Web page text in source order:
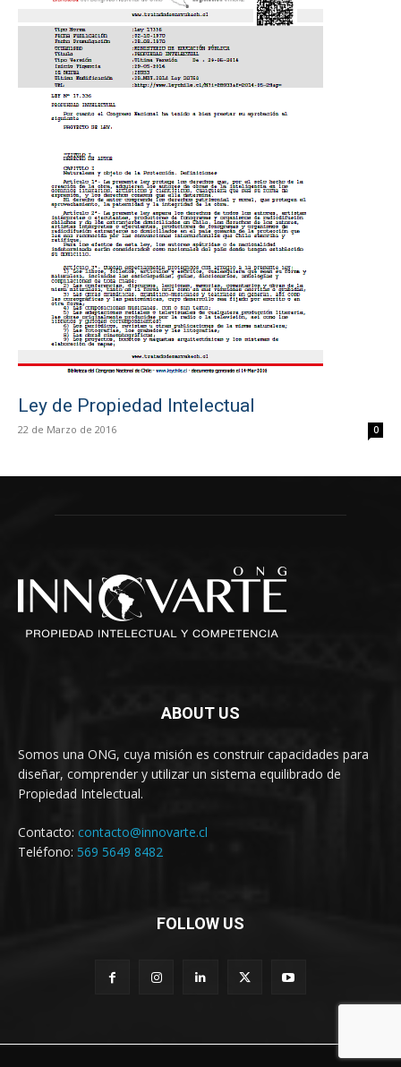
Ley de Propiedad Intelectual
22 de Marzo de 2016 0
ABOUT US
Somos una ONG, cuya misión es construir capacidades para
diseñar, comprender y utilizar un sistema equilibrado de
Propiedad Intelectual.
Contacto: contacto@innovarte.cl
Teléfono: 569 5649 8482
FOLLOW US